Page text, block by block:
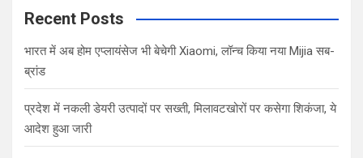
c
Recent Posts
भारत में अब होम एप्लायंसेज भी बेचेगी Xiaomi, लॉन्च किया नया Mijia सब-
ब्रांड
प्रदेश में नकली डेयरी उत्पादों पर सख्ती, मिलावटखोरों पर कसेगा शिकंजा, ये
आदेश हुआ जारी